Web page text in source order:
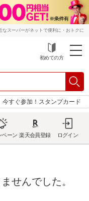
なスーパーがネットで便利に・おトクに
初めての方
今すぐ参加！スタンプカード
ペーン 楽天会員登録 ログイン
せんでした。